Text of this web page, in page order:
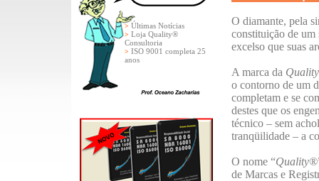
> Últimas Notícias
> Loja Quality®
Consultoria
> ISO 9001 completa 25
anos
O diamante, pela
constituição de um
excelso que suas
A marca da
o contorno de um
completam e se
destes que os
técnico – sem
tranqüilidade – a
O nome “Quality®
de Marcas e